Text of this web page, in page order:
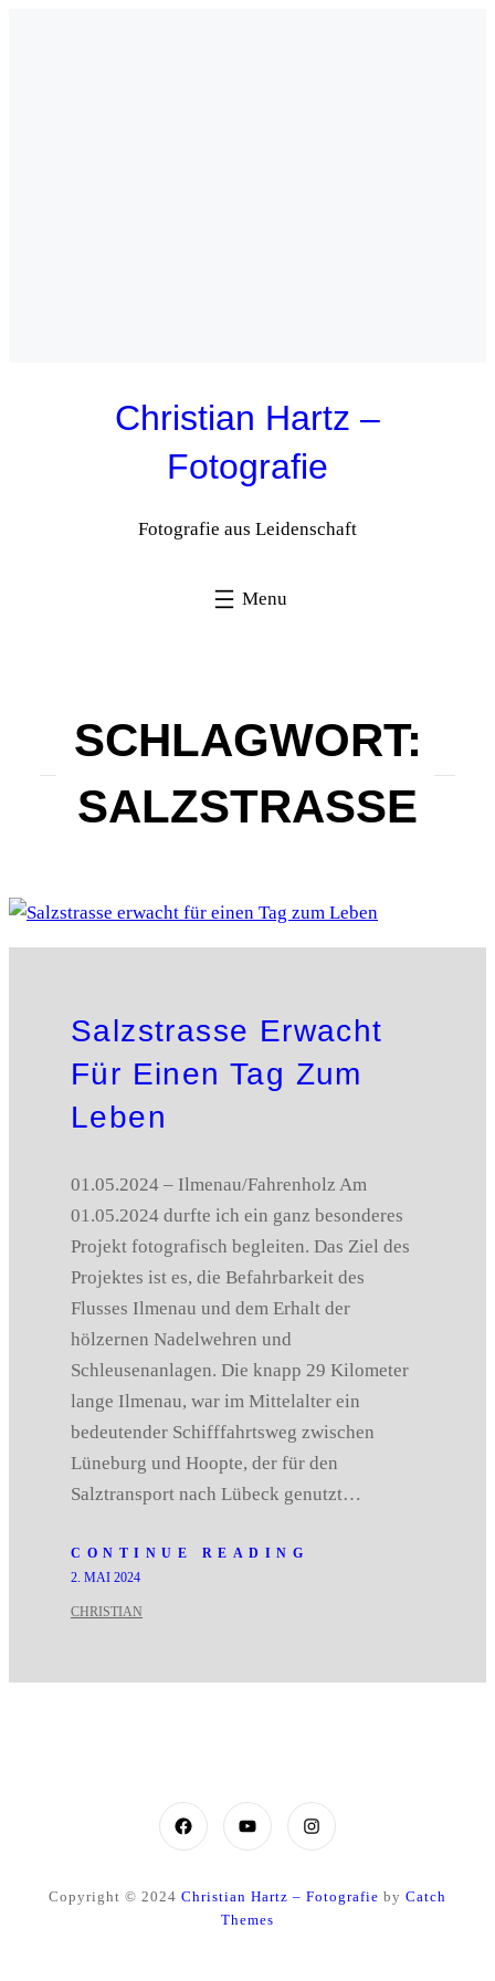
Christian Hartz –
Fotografie
Fotografie aus Leidenschaft
SCHLAGWORT:
SALZSTRASSE
Salzstrasse Erwacht
Für Einen Tag Zum
Leben
01.05.2024 – Ilmenau/Fahrenholz Am
01.05.2024 durfte ich ein ganz besonderes
Projekt fotografisch begleiten. Das Ziel des
Projektes ist es, die Befahrbarkeit des
Flusses Ilmenau und dem Erhalt der
hölzernen Nadelwehren und
Schleusenanlagen. Die knapp 29 Kilometer
lange Ilmenau, war im Mittelalter ein
bedeutender Schifffahrtsweg zwischen
Lüneburg und Hoopte, der für den
Salztransport nach Lübeck genutzt…
CONTINUE READING
2. MAI 2024
CHRISTIAN
FacebookYouTubeInstagram
Copyright © 2024 Christian Hartz – Fotografie by Catch
Themes